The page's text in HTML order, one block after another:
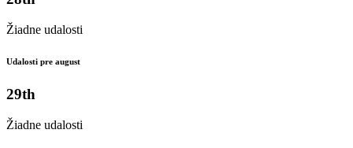
Žiadne udalosti
Udalosti pre august
29th
Žiadne udalosti